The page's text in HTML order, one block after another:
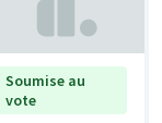
Soumise au
vote